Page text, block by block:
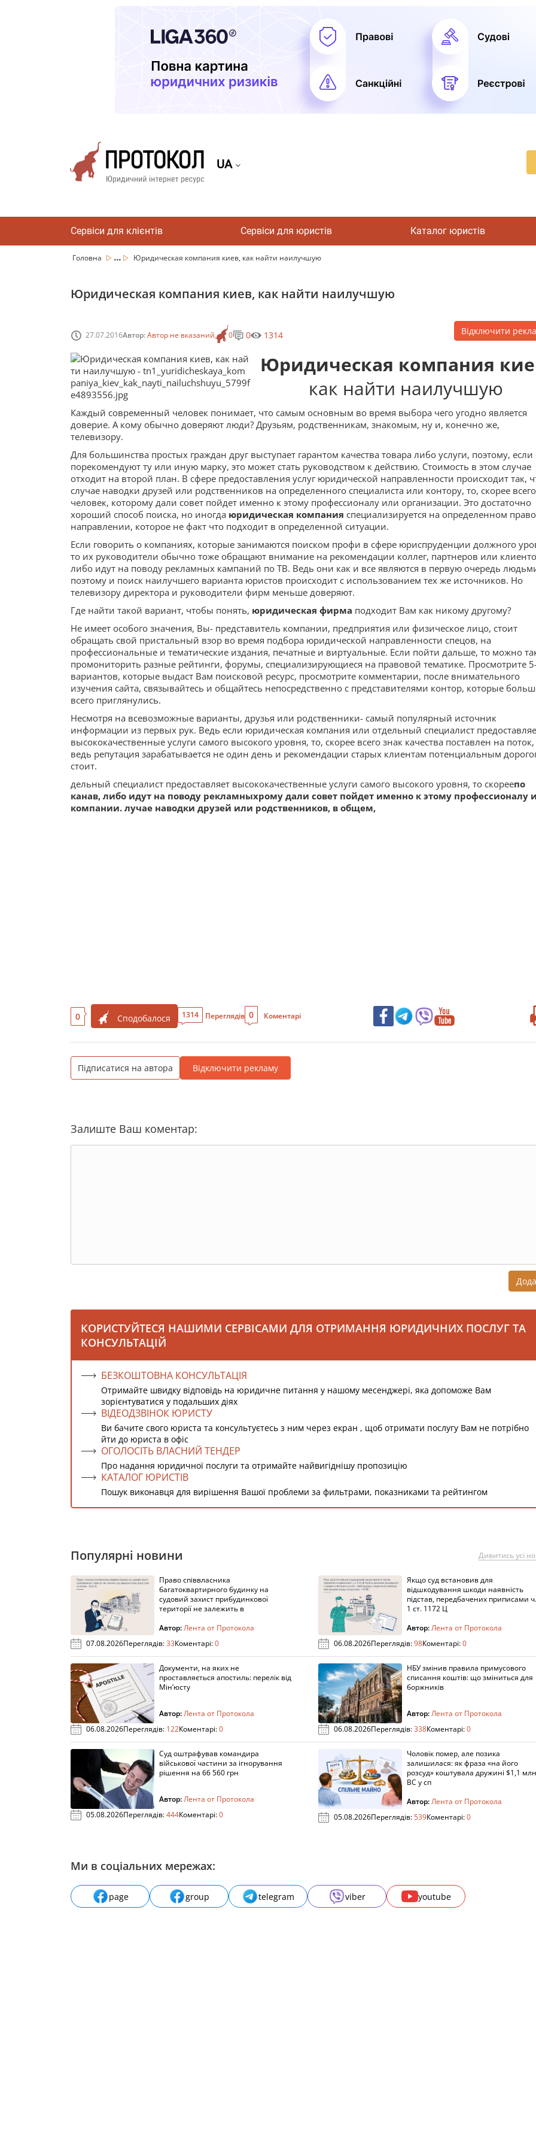
UA
Сервіси для клієнтів Сервіси для юристів Каталог юристів
Головна ... Юридическая компания киев, как найти наилучшую
Юридическая компания киев, как найти наилучшую
27.07.2016Автор:Автор не вказаний 0 0 1314 Відключити
Юридическая компания
как найти наилучшую
Каждый современный человек понимает, что самым основным во время выбора чего угодно является
доверие. А кому обычно доверяют люди? Друзьям, родственникам, знакомым, ну и, конечно же,
телевизору.
Для большинства простых граждан друг выступает гарантом качества товара либо услуги, поэтому,
порекомендуют ту или иную марку, это может стать руководством к действию. Стоимость в этом случае
отходит на второй план. В сфере предоставления услуг юридической направленности происходит так,
случае наводки друзей или родственников на определенного специалиста или контору, то, скорее всего
человек, которому дали совет пойдет именно к этому профессионалу или организации. Это достаточно
хороший способ поиска, но иногда юридическая компания специализируется на определенном
направлении, которое не факт что подходит в определенной ситуации.
Если говорить о компаниях, которые занимаются поиском профи в сфере юриспруденции должного
то их руководители обычно тоже обращают внимание на рекомендации коллег, партнеров или
либо идут на поводу рекламных кампаний по ТВ. Ведь они как и все являются в первую очередь
поэтому и поиск наилучшего варианта юристов происходит с использованием тех же источников. Но
телевизору директора и руководители фирм меньше доверяют.
Где найти такой вариант, чтобы понять, юридическая фирма подходит Вам как никому другому?
Не имеет особого значения, Вы- представитель компании, предприятия или физическое лицо, стоит
обращать свой пристальный взор во время подбора юридической направленности спецов, на
профессиональные и тематические издания, печатные и виртуальные. Если пойти дальше, то можно
промониторить разные рейтинги, форумы, специализирующиеся на правовой тематике. Просмотрите
вариантов, которые выдаст Вам поисковой ресурс, просмотрите комментарии, после внимательного
изучения сайта, связывайтесь и общайтесь непосредственно с представителями контор, которые
всего приглянулись.
Несмотря на всевозможные варианты, друзья или родственники- самый популярный источник
информации из первых рук. Ведь если юридическая компания или отдельный специалист
высококачественные услуги самого высокого уровня, то, скорее всего знак качества поставлен на поток,
ведь репутация зарабатывается не один день и рекомендации старых клиентам потенциальным
стоит.
дельный специалист предоставляет высококачественные услуги самого высокого уровня, то скореепо
канав, либо идут на поводу рекламныхрому дали совет пойдет именно к этому профессионалу
компании. лучае наводки друзей или родственников, в общем,
0 Сподобалося 1314 Переглядів 0 Коментарі
Підписатися на автора Відключити рекламу
Залиште Ваш коментар:
КОРИСТУЙТЕСЯ НАШИМИ СЕРВІСАМИ ДЛЯ ОТРИМАННЯ ЮРИДИЧНИХ ПОСЛУГ ТА
КОНСУЛЬТАЦІЙ
БЕЗКОШТОВНА КОНСУЛЬТАЦІЯ
Отримайте швидку відповідь на юридичне питання у нашому месенджері, яка допоможе Вам
зорієнтуватися у подальших діях
ВІДЕОДЗВІНОК ЮРИСТУ
Ви бачите свого юриста та консультуєтесь з ним через екран , щоб отримати послугу Вам не потрібно
йти до юриста в офіс
ОГОЛОСІТЬ ВЛАСНИЙ ТЕНДЕР
Про надання юридичної послуги та отримайте найвигіднішу пропозицію
КАТАЛОГ ЮРИСТІВ
Пошук виконавця для вирішення Вашої проблеми за фильтрами, показниками та рейтингом
Популярні новини Дивитись усі
Право співвласника
багатоквартирного будинку на
судовий захист прибудинкової
території не залежить в
Автор:Лента от Протокола
07.08.2026Переглядів:33Коментарі:0
Якщо суд встановив для
відшкодування шкоди наявність
підстав, передбачених приписами ч.
1 ст. 1172 Ц
Автор:Лента от Протокола
06.08.2026Переглядів:98Коментарі:0
Документи, на яких не
проставляється апостиль: перелік від
Мін’юсту
Автор:Лента от Протокола
06.08.2026Переглядів: 122Коментарі:0
НБУ змінив правила примусового
списання коштів: що зміниться для
боржників
Автор:Лента от Протокола
06.08.2026Переглядів:338Коментарі:0
Суд оштрафував командира
військової частини за ігнорування
рішення на 66 560 грн
Автор:Лента от Протокола
05.08.2026Переглядів:444Коментарі:0
Чоловік помер, але позика
залишилася: як фраза «на його
розсуд» коштувала дружині $1,1
ВС у сп
Автор:Лента от Протокола
05.08.2026Переглядів:539Коментарі:0
Ми в соціальних мережах:
page group telegram viber youtube